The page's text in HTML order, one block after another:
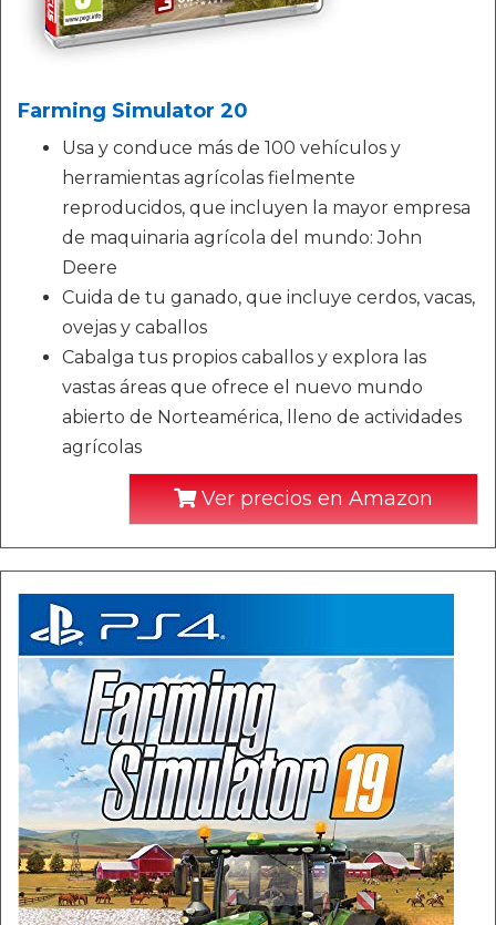
Farming Simulator 20
Usa y conduce más de 100 vehículos y
herramientas agrícolas fielmente
reproducidos, que incluyen la mayor empresa
de maquinaria agrícola del mundo: John
Deere
Cuida de tu ganado, que incluye cerdos, vacas,
ovejas y caballos
Cabalga tus propios caballos y explora las
vastas áreas que ofrece el nuevo mundo
abierto de Norteamérica, lleno de actividades
agrícolas
Ver precios en Amazon